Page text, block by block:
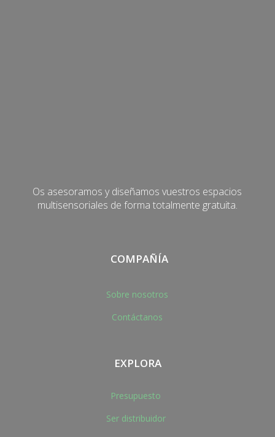
Os asesoramos y diseñamos vuestros espacios
multisensoriales de forma totalmente gratuita.
COMPAÑÍA
Sobre nosotros
Contáctanos
EXPLORA
Presupuesto
Ser distribuidor